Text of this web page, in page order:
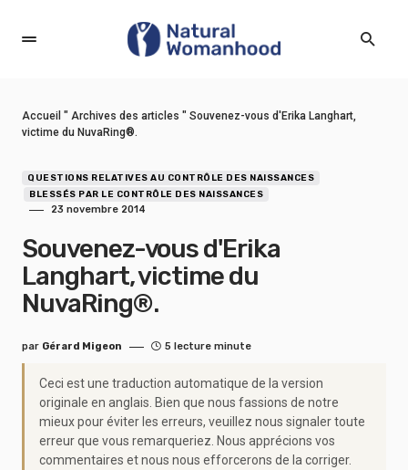
Accueil " Archives des articles " Souvenez-vous d'Erika Langhart,
victime du NuvaRing®.
QUESTIONS RELATIVES AU CONTRÔLE DES NAISSANCES
BLESSÉS PAR LE CONTRÔLE DES NAISSANCES
23 novembre 2014
Souvenez-vous d'Erika
Langhart, victime du
NuvaRing®.
par Gérard Migeon 5 lecture minute
Ceci est une traduction automatique de la version
originale en anglais. Bien que nous fassions de notre
mieux pour éviter les erreurs, veuillez nous signaler toute
erreur que vous remarqueriez. Nous apprécions vos
commentaires et nous nous efforcerons de la corriger.